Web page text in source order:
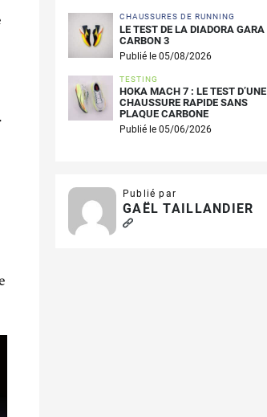
CHAUSSURES DE RUNNING
LE TEST DE LA DIADORA GARA
CARBON 3
Publié le 05/08/2026
TESTING
HOKA MACH 7 : LE TEST D’UNE
CHAUSSURE RAPIDE SANS
PLAQUE CARBONE
Publié le 05/06/2026
Publié par
GAËL TAILLANDIER